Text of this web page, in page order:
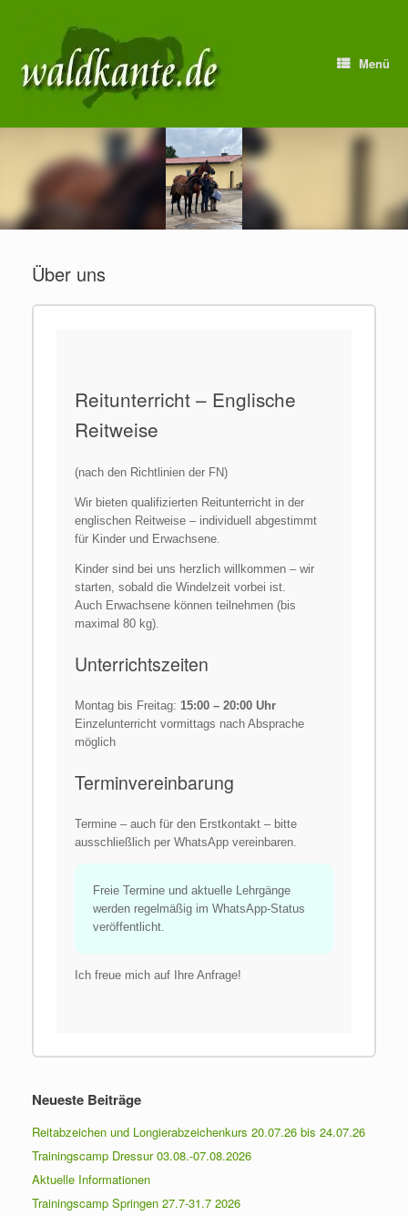
Menü
Über uns
Reitunterricht – Englische
Reitweise
(nach den Richtlinien der FN)
Wir bieten qualifizierten Reitunterricht in der
englischen Reitweise – individuell abgestimmt
für Kinder und Erwachsene.
Kinder sind bei uns herzlich willkommen – wir
starten, sobald die Windelzeit vorbei ist.
Auch Erwachsene können teilnehmen (bis
maximal 80 kg).
Unterrichtszeiten
Montag bis Freitag: 15:00 – 20:00 Uhr
Einzelunterricht vormittags nach Absprache
möglich
Terminvereinbarung
Termine – auch für den Erstkontakt – bitte
ausschließlich per WhatsApp vereinbaren.
Freie Termine und aktuelle Lehrgänge
werden regelmäßig im WhatsApp-Status
veröffentlicht.
Ich freue mich auf Ihre Anfrage!
Neueste Beiträge
Reitabzeichen und Longierabzeichenkurs 20.07.26 bis 24.07.26
Trainingscamp Dressur 03.08.-07.08.2026
Aktuelle Informationen
Trainingscamp Springen 27.7-31.7 2026